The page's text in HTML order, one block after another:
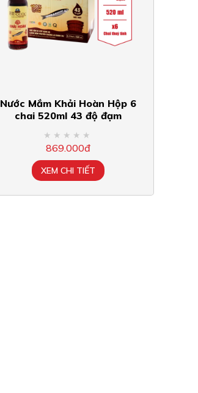
Nước Mắm Khải Hoàn Hộp 6
chai 520ml 43 độ đạm
869.000đ
XEM CHI TIẾT